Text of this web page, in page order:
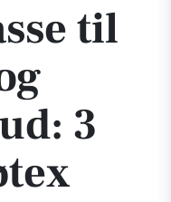
til
3